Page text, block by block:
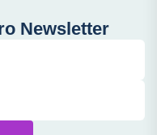
Newsletter